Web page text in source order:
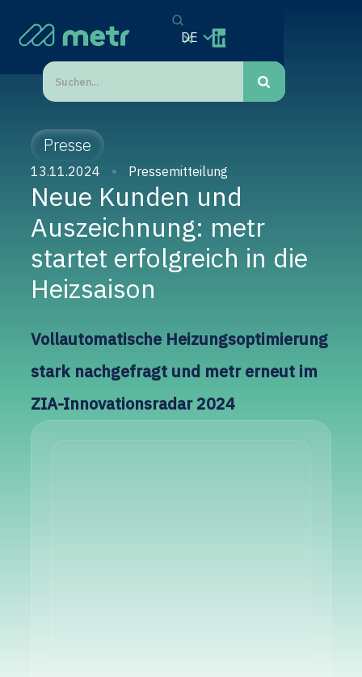
DE
Presse
13.11.2024 Pressemitteilung
Neue Kunden und
Auszeichnung: metr
startet erfolgreich in die
Heizsaison
Vollautomatische Heizungsoptimierung
stark nachgefragt und metr erneut im
ZIA-Innovationsradar 2024